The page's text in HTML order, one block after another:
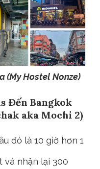
(My Hostel Nonze)
Đến Bangkok
aka Mochi 2)
đó là 10 giờ hơn 1
và nhận lại 300